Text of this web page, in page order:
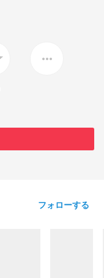
more_horiz
フォローする